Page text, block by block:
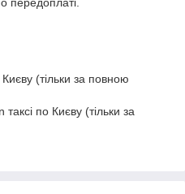
(тільки за повною
по Києву (тільки за